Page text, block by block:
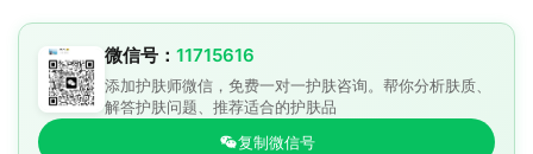
微信号： 11715616
添加护肤师微信，免费一对一护肤咨询。帮你分析肤质、
解答护肤问题、推荐适合的护肤品
复制微信号